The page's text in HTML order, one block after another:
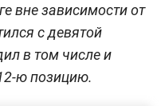
вне зависимости от
с девятой
в том числе и
ю позицию.